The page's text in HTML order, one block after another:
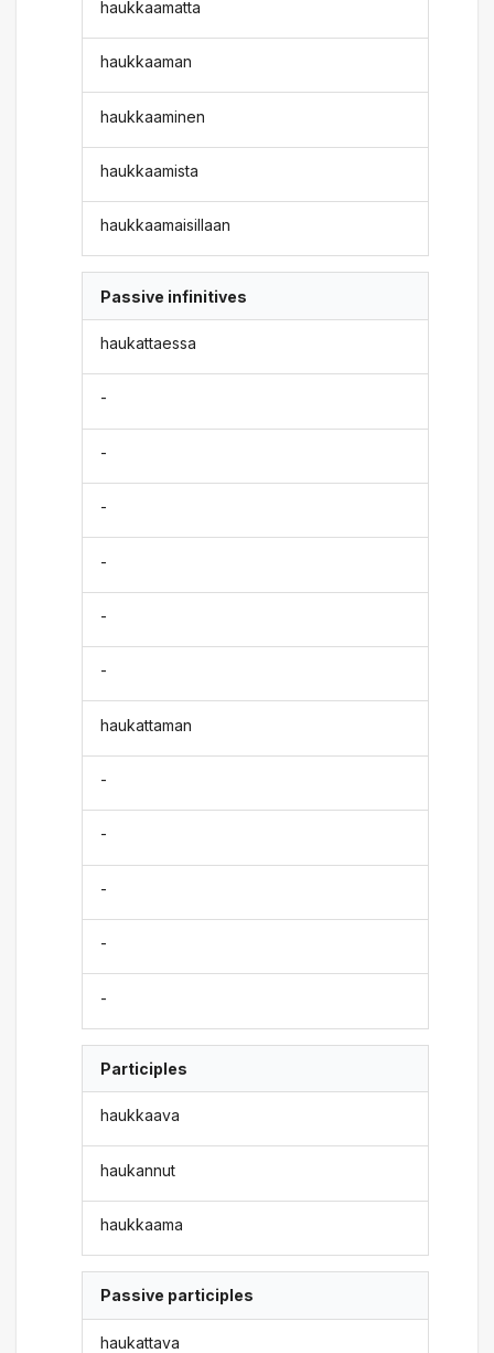
haukkaamatta
haukkaaman
haukkaaminen
haukkaamista
haukkaamaisillaan
Passive infinitives
haukattaessa
-
-
-
-
-
-
haukattaman
-
-
-
-
-
Participles
haukkaava
haukannut
haukkaama
Passive participles
haukattava